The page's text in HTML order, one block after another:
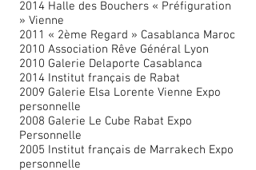
2014 Halle des Bouchers « Préfiguration
» Vienne
2011 « 2ème Regard » Casablanca Maroc
2010 Association Rêve Général Lyon
2010 Galerie Delaporte Casablanca
2014 Institut français de Rabat
2009 Galerie Elsa Lorente Vienne Expo
personnelle
2008 Galerie Le Cube Rabat Expo
Personnelle
2005 Institut français de Marrakech Expo
personnelle